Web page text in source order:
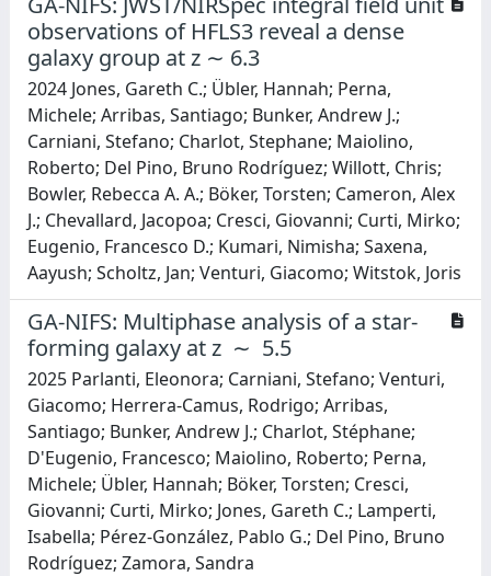
observations of HFLS3 reveal a dense
galaxy group at z ∼ 6.3
2024 Jones, Gareth C.; Übler, Hannah; Perna,
Michele; Arribas, Santiago; Bunker, Andrew J.;
Carniani, Stefano; Charlot, Stephane; Maiolino,
Roberto; Del Pino, Bruno Rodríguez; Willott, Chris;
Bowler, Rebecca A. A.; Böker, Torsten; Cameron, Alex
J.; Chevallard, Jacopoa; Cresci, Giovanni; Curti, Mirko;
Eugenio, Francesco D.; Kumari, Nimisha; Saxena,
Aayush; Scholtz, Jan; Venturi, Giacomo; Witstok, Joris
GA-NIFS: Multiphase analysis of a star-
forming galaxy at z ∼ 5.5
2025 Parlanti, Eleonora; Carniani, Stefano; Venturi,
Giacomo; Herrera-Camus, Rodrigo; Arribas,
Santiago; Bunker, Andrew J.; Charlot, Stéphane;
D'Eugenio, Francesco; Maiolino, Roberto; Perna,
Michele; Übler, Hannah; Böker, Torsten; Cresci,
Giovanni; Curti, Mirko; Jones, Gareth C.; Lamperti,
Isabella; Pérez-González, Pablo G.; Del Pino, Bruno
Rodríguez; Zamora, Sandra